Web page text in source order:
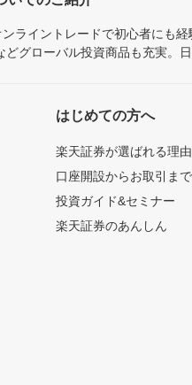
ライントレードで初心者にも
グローバル投資商品も充実。
はじめての方へ
楽天証券が選ばれる理由
口座開設からお取引ま
投資ガイド&セミナー
楽天証券のあんしん